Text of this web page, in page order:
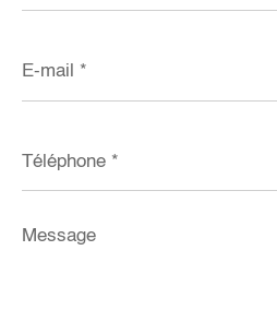
mail
*
Message